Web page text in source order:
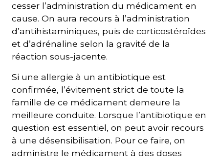
cesser l’administration du médicament en
cause. On aura recours à l’administration
d’antihistaminiques, puis de corticostéroïdes
et d’adrénaline selon la gravité de la
réaction sous-jacente.
Si une allergie à un antibiotique est
confirmée, l’évitement strict de toute la
famille de ce médicament demeure la
meilleure conduite. Lorsque l’antibiotique en
question est essentiel, on peut avoir recours
à une désensibilisation. Pour ce faire, on
administre le médicament à des doses